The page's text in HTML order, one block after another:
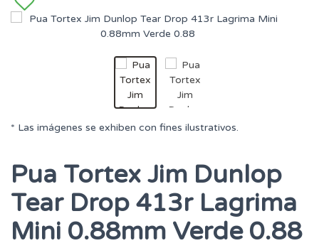
* Las imágenes se exhiben con fines ilustrativos.
Pua Tortex Jim Dunlop
Tear Drop 413r Lagrima
Mini 0.88mm Verde 0.88